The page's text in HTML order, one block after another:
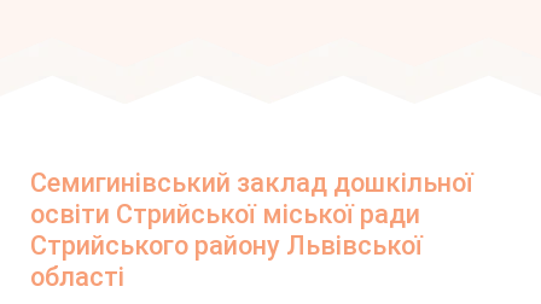
Семигинівський заклад дошкільної
освіти Стрийської міської ради
Стрийського району Львівської
області